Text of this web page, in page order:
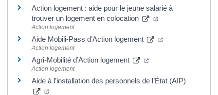
Action logement : aide pour le jeune salarié à
trouver un logement en colocation
(ouverture dans
Action logement
Aide Mobili-Pass d’Action logement (ouverture dans
Action logement
Agri-Mobilité d’Action logement (ouverture dans un
Action logement
Aide à l’installation des personnels de l’État (AIP)
(ouverture dans un nouvel onglet)